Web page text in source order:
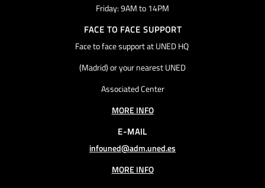
Friday: 9AM to 14PM
FACE TO FACE SUPPORT
Face to face support at UNED HQ
(Madrid) or your nearest UNED
Associated Center
MORE INFO
E-MAIL
infouned@adm.uned.es
MORE INFO